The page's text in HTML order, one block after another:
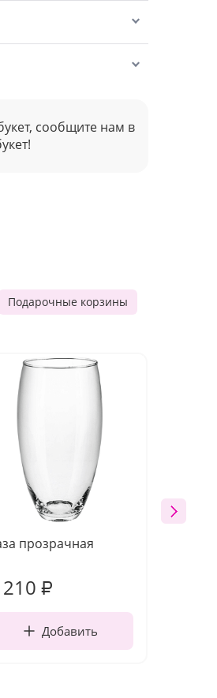
сообщите нам в
Подарочные корзины
прозрачная
₽
Добавить